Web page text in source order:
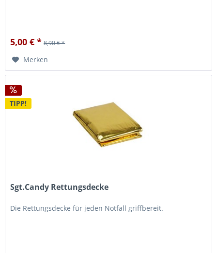
5,00 € * 8,90 € *
Merken
TIPP!
Sgt.Candy Rettungsdecke
Die Rettungsdecke für jeden Notfall griffbereit.